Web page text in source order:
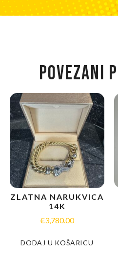
POVEZANI
ZLATNA NARUKVICA
14K
€3,780.00
DODAJ U KOŠARICU